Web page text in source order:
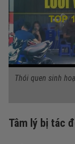
Thói quen sinh
Tâm lý bị tác